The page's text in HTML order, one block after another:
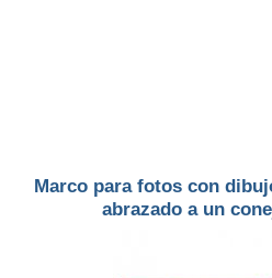
Marco para fotos con
abrazado a un